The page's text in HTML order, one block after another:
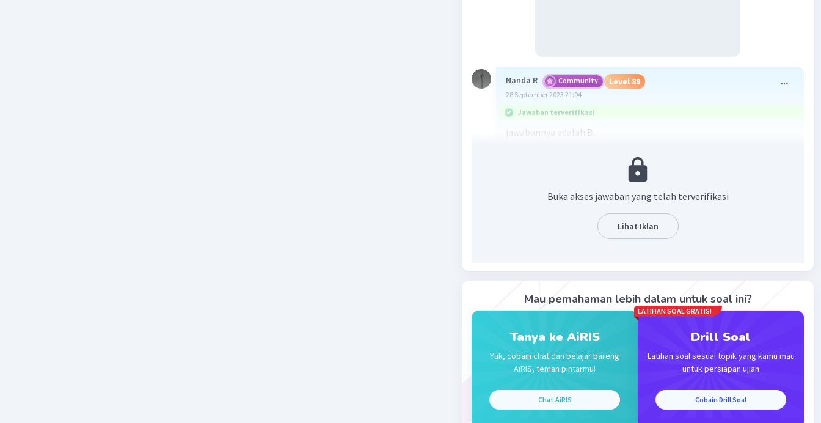
Nanda R Community Level 89
28 September 2023 21:04
Jawaban terverifikasi
jawabannya adalah B.
karena penulis masih ingin bercerita, maka penulis akan menulis
kembali di lin waktu yaitu diwakili oleh kalimat pada opsi B "semoga
kapan-kapan aku tulis surat lagi".
Balas
Buka akses jawaban yang telah terverifikasi
Lihat Iklan
Mau pemahaman lebih dalam untuk soal ini?
Tanya ke AiRIS
Yuk, cobain chat dan belajar bareng
AiRIS, teman pintarmu!
Chat AiRIS
LATIHAN SOAL GRATIS!
Drill Soal
Latihan soal sesuai topik yang kamu mau
untuk persiapan ujian
Cobain Drill Soal